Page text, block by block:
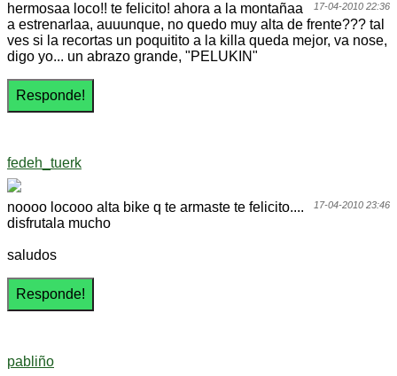
17-04-2010 22:36
hermosaa loco!! te felicito! ahora a la montañaa
a estrenarlaa, auuunque, no quedo muy alta de frente??? tal
ves si la recortas un poquitito a la killa queda mejor, va nose,
digo yo... un abrazo grande, "PELUKIN"
fedeh_tuerk
17-04-2010 23:46
noooo locooo alta bike q te armaste te felicito....
disfrutala mucho
saludos
pabliño